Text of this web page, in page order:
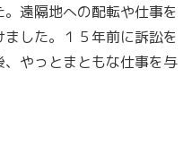
遠隔地への配転や仕事を
した。１５年前に訴訟を
やっとまともな仕事を与